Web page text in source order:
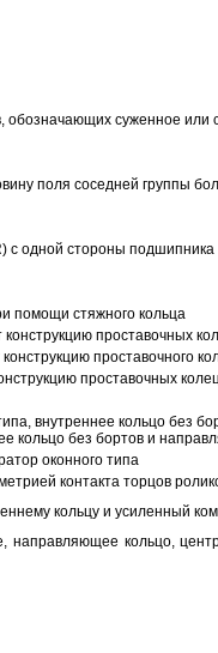
обозначающих суженное
поля соседней группы
с одной стороны подшипника
помощи стяжного кольца
проставочных
проставочного
проставочных
внутреннее кольцо без
кольцо без бортов и
оконного типа
контакта торцов
кольцу и усиленный
кольцо,